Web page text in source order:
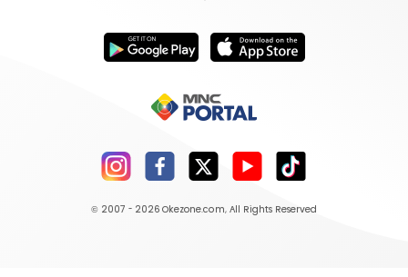
© 2007 - 2026 Okezone.com, All Rights Reserved